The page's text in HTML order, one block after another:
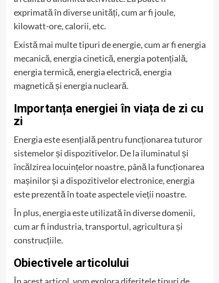
exprimată în diverse unități, cum ar fi joule,
kilowatt-ore, calorii, etc.
Există mai multe tipuri de energie, cum ar fi energia
mecanică, energia cinetică, energia potențială,
energia termică, energia electrică, energia
magnetică și energia nucleară.
Importanța energiei în viața de zi cu
zi
Energia este esențială pentru funcționarea tuturor
sistemelor și dispozitivelor. De la iluminatul și
încălzirea locuințelor noastre, până la funcționarea
mașinilor și a dispozitivelor electronice, energia
este prezentă în toate aspectele vieții noastre.
În plus, energia este utilizată în diverse domenii,
cum ar fi industria, transportul, agricultura și
construcțiile.
Obiectivele articolului